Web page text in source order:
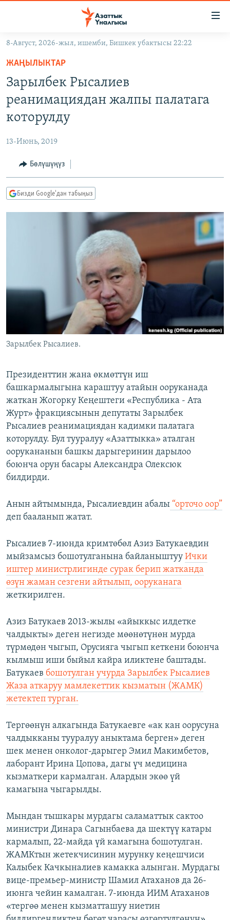
Навигацияга
өтүңүз
Издөөгө
салыңыз
КЫРГЫЗСТАН
КЫРГЫЗСТАН
МАДАНИЯТ
ДҮЙНӨ
УКРАИНА
ТВ ПРОГРАММАЛАР
БҮГҮН АЗАТТЫКТА
ЫҢГАЙСЫЗ СУРООЛОР
ПОДКАСТ
Русский
ЭЕ/АРнун бардык сайттары
8-Август, 2026-жыл, ишемби, Бишкек убактысы 22:22
ЖАҢЫЛЫКТАР
Зарылбек Рысалиев
реанимациядан жалпы палатага
которулду
13-Июнь, 2019
Бөлүшүңүз
Бизди Google'дан табыңыз
Зарылбек Рысалиев.
Президенттин жана өкмөттүн иш
башкармалыгына караштуу атайын ооруканада
жаткан Жогорку Кеңештеги «Республика - Ата
Журт» фракциясынын депутаты Зарылбек
Рысалиев реанимациядан кадимки палатага
которулду. Бул тууралуу «Азаттыкка» аталган
оорукананын башкы дарыгеринин дарылоо
боюнча орун басары Александра Олексюк
билдирди.
Анын айтымында, Рысалиевдин абалы “орточо оор”
деп бааланып жатат.
Рысалиев 7-июнда кримтөбөл Азиз Батукаевдин
мыйзамсыз бошотулганына байланыштуу Ички
иштер министрлигинде сурак берип жатканда
өзүн жаман сезгени айтылып, ооруканага
жеткирилген.
Азиз Батукаев 2013-жылы «айыккыс илдетке
чалдыкты» деген негизде мөөнөтүнөн мурда
түрмөдөн чыгып, Орусияга чыгып кеткени боюнча
кылмыш иши быйыл кайра иликтене баштады.
Батукаев бошотулган учурда Зарылбек Рысалиев
Жаза аткаруу мамлекеттик кызматын (ЖАМК)
жетектеп турган.
Тергөөнүн алкагында Батукаевге «ак кан оорусуна
чалдыкканы тууралуу аныктама берген» деген
шек менен онколог-дарыгер Эмил Макимбетов,
лаборант Ирина Цопова, дагы үч медицина
кызматкери кармалган. Алардын экөө үй
камагына чыгарылды.
Мындан тышкары мурдагы саламаттык сактоо
министри Динара Сагынбаева да шектүү катары
кармалып, 22-майда үй камагына бошотулган.
ЖАМКтын жетекчисинин мурунку кеңешчиси
Калыбек Качкыналиев камакка алынган. Мурдагы
вице-премьер-министр Шамил Атаханов да 26-
июнга чейин камалган. 7-июнда ИИМ Атаханов
«тергөө менен кызматташуу ниетин